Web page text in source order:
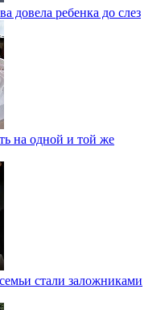
довела ребенка до слез
на одной и той же
стали заложниками